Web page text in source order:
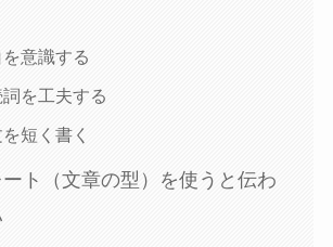
意識する
を工夫する
短く書く
ト（文章の型）を使うと伝わ